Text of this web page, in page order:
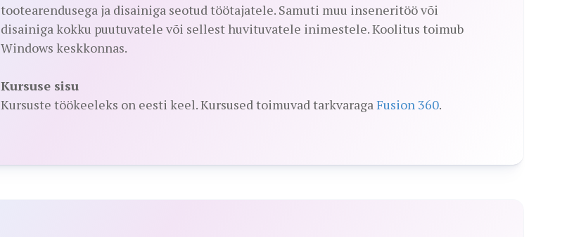
tootearendusega ja disainiga seotud töötajatele. Samuti muu inseneritöö või
disainiga kokku puutuvatele või sellest huvituvatele inimestele. Koolitus toimub
Windows keskkonnas.
Kursuse sisu
Kursuste töökeeleks on eesti keel. Kursused toimuvad tarkvaragaFusion 360.